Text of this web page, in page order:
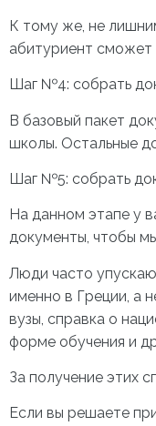
К тому же, не
абитуриент сможет
Шаг №4: собрать
В базовый пакет
школы. Остальные
Шаг №5: собрать
На данном этапе у
документы, чтобы
Люди часто
именно в Греции, а
вузы, справка о
форме обучения и
За получение этих
Если вы решаете